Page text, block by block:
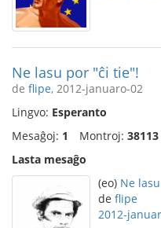
Ne lasu por "ĉi tie"!
de flipe, 2012-januaro-02
Lingvo: Esperanto
Mesaĝoj: 1 Montroj: 38113
Lasta mesaĝo
(eo) Ne
de flipe
2012-